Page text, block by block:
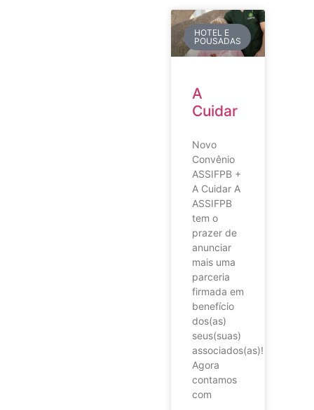
HOTEL E
POUSADAS
A
Cuidar
Novo
Convênio
ASSIFPB +
A Cuidar A
ASSIFPB
tem o
prazer de
anunciar
mais uma
parceria
firmada em
benefício
dos(as)
seus(suas)
associados(as)!
Agora
contamos
com